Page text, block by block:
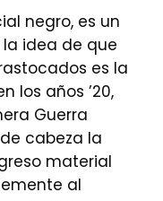
negro, es un
idea de que
es la
los años ’20,
Guerra
cabeza la
material
al